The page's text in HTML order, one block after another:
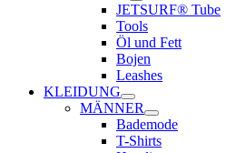
JETSURF® Tube
Tools
Öl und Fett
Bojen
Leashes
KLEIDUNG
MÄNNER
Bademode
T-Shirts